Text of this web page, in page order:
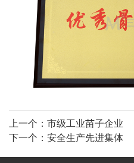
上一个： 市级工业苗子企业
下一个： 安全生产先进集体